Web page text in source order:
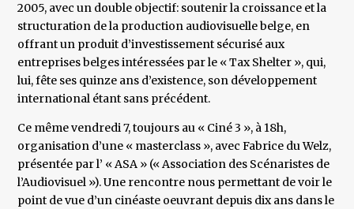
2005, avec un double objectif: soutenir la croissance et la
structuration de la production audiovisuelle belge, en
offrant un produit d’investissement sécurisé aux
entreprises belges intéressées par le « Tax Shelter », qui,
lui, fête ses quinze ans d’existence, son développement
international étant sans précédent.
Ce même vendredi 7, toujours au « Ciné 3 », à 18h,
organisation d’une « masterclass », avec Fabrice du Welz,
présentée par l’ « ASA » (« Association des Scénaristes de
l’Audiovisuel »). Une rencontre nous permettant de voir le
point de vue d’un cinéaste oeuvrant depuis dix ans dans le